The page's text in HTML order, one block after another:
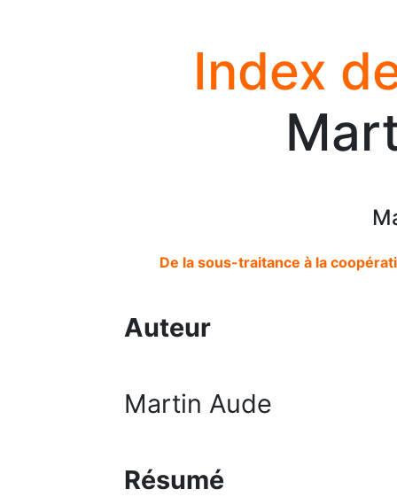
Index
De la sous-traitance à la
Auteur
Martin Aude
Résumé